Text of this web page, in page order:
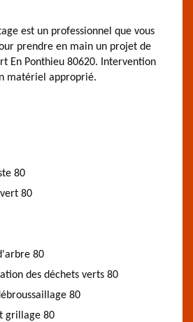
est un professionnel que vous
prendre en main un projet de
En Ponthieu 80620. Intervention
matériel approprié.
80
80
80
des déchets verts 80
80
grillage 80